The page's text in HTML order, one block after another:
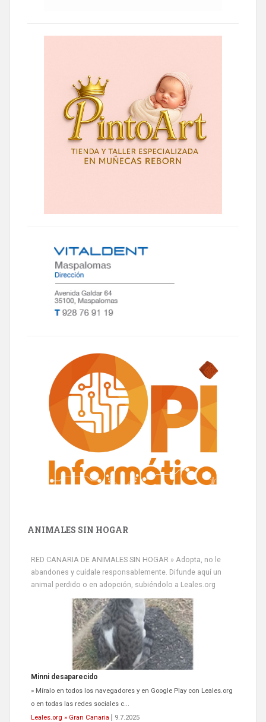
ANIMALES SIN HOGAR
RED CANARIA DE ANIMALES SIN HOGAR » Adopta, no le
abandones y cuídale responsablemente. Difunde aquí un
animal perdido o en adopción, subiéndolo a Leales.org
Minni desaparecido
» Míralo en todos los navegadores y en Google Play con Leales.org
o en todas las redes sociales c...
Leales.org » Gran Canaria
9.7.2025